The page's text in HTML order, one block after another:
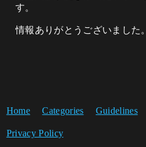
す。
情報ありがとうございました。
Home Categories Guidelines
Privacy Policy